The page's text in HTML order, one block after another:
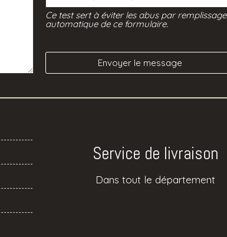
Ce test sert à éviter les abus par remplissage
automatique de ce formulaire.
Service de livraison
Dans tout le département